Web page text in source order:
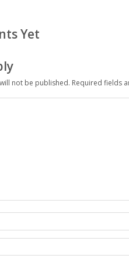
Yet
not be published. Required fields